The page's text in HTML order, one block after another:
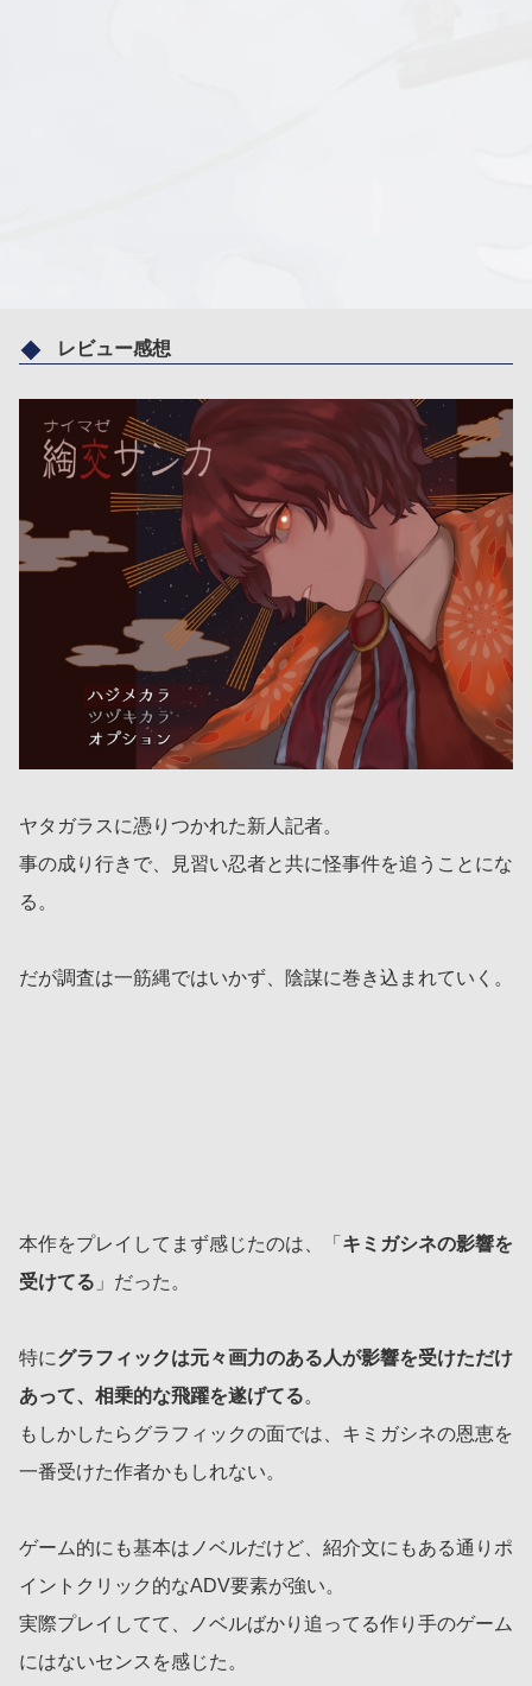
レビュー感想
ヤタガラスに憑りつかれた新人記者。
事の成り行きで、見習い忍者と共に怪事件を追うことにな
る。
だが調査は一筋縄ではいかず、陰謀に巻き込まれていく。
本作をプレイしてまず感じたのは、「 キミガシネの影響を
受けてる 」だった。
特にグラフィックは元々画力のある人が影響を受けただけ
あって、相乗的な飛躍を遂げてる。
もしかしたらグラフィックの面では、キミガシネの恩恵を
一番受けた作者かもしれない。
ゲーム的にも基本はノベルだけど、紹介文にもある通りポ
イントクリック的なADV要素が強い。
実際プレイしてて、ノベルばかり追ってる作り手のゲーム
にはないセンスを感じた。